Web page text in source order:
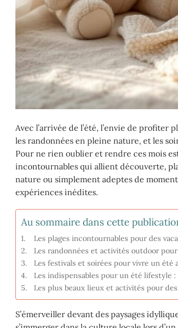
Avec l’arrivée de l’été, l’envie de profiter
les randonnées en pleine nature, et les
Pour ne rien oublier et rendre ces mois
incontournables qui allient découverte,
nature ou simplement adeptes de
expériences inédites.
Au sommaire dans cette
Les plages incontournables pour des
Les randonnées et activités outdoor
Les festivals et soirées pour vivre un été
Les indispensables pour un été lifestyle
Les plus beaux lieux et activités pour
S’émerveiller devant des paysages